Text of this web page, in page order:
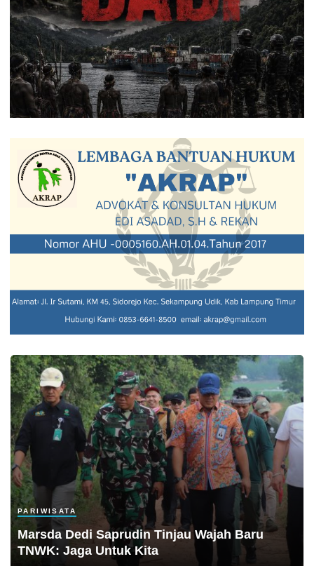
PARIWISATA
Marsda Dedi Saprudin Tinjau Wajah Baru
TNWK: Jaga Untuk Kita